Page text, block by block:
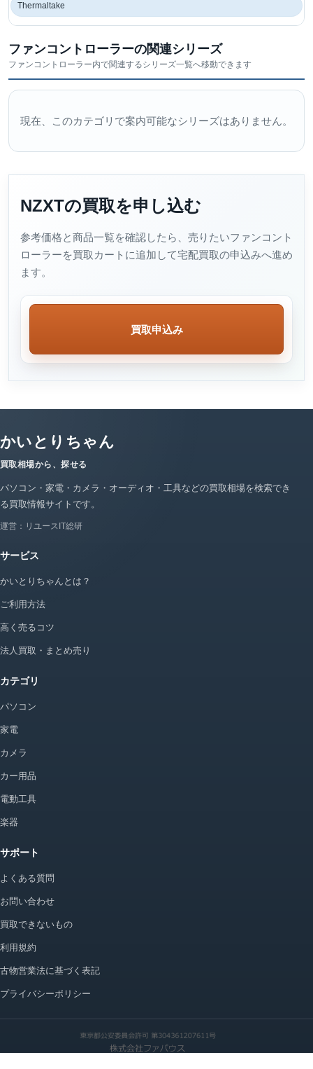
Thermaltake
ファンコントローラーの関連シリーズ
ファンコントローラー内で関連するシリーズ一覧へ移動できます
現在、このカテゴリで案内可能なシリーズはありません。
NZXTの買取を申し込む
参考価格と商品一覧を確認したら、売りたいファンコント
ローラーを買取カートに追加して宅配買取の申込みへ進め
ます。
買取申込み
かいとりちゃん
買取相場から、探せる
パソコン・家電・カメラ・オーディオ・工具などの買取相場を検索でき
る買取情報サイトです。
運営：リユースIT総研
サービス
かいとりちゃんとは？
ご利用方法
高く売るコツ
法人買取・まとめ売り
カテゴリ
パソコン
家電
カメラ
カー用品
電動工具
楽器
サポート
よくある質問
お問い合わせ
買取できないもの
利用規約
古物営業法に基づく表記
プライバシーポリシー